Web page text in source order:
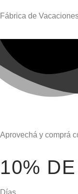
Fábrica de
Aprovechá y comprá
10%